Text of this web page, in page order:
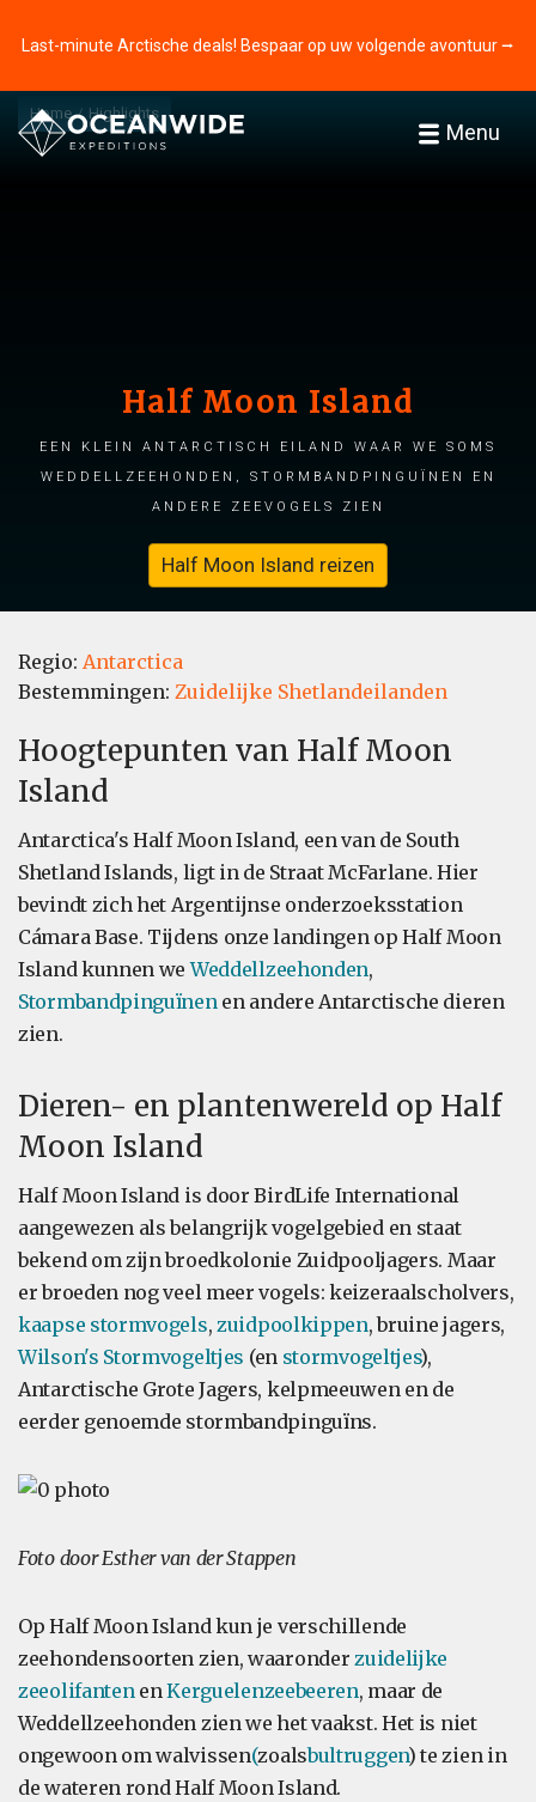
Last-minute Arctische deals! Bespaar op uw volgende avontuur ⭢
Menu
Home Highlights
Half Moon Island
Een klein Antarctisch eiland waar we soms
Weddellzeehonden, Stormbandpinguïnen en
andere zeevogels zien
Half Moon Island reizen
Regio: Antarctica
Bestemmingen: Zuidelijke Shetlandeilanden
Hoogtepunten van Half Moon
Island
Antarctica's Half Moon Island, een van de South
Shetland Islands, ligt in de Straat McFarlane. Hier
bevindt zich het Argentijnse onderzoeksstation
Cámara Base. Tijdens onze landingen op Half Moon
Island kunnen weWeddellzeehonden,
Stormbandpinguïnenen andere Antarctische dieren
zien.
Dieren- en plantenwereld op Half
Moon Island
Half Moon Island is door BirdLife International
aangewezen als belangrijk vogelgebied en staat
bekend om zijn broedkolonie Zuidpooljagers. Maar
er broeden nog veel meer vogels: keizeraalscholvers,
kaapse stormvogels,zuidpoolkippen, bruine jagers,
Wilson's Stormvogeltjes (en stormvogeltjes),
Antarctische Grote Jagers, kelpmeeuwen en de
eerder genoemde stormbandpinguïns.
Foto door Esther van der Stappen
Op Half Moon Island kun je verschillende
zeehondensoorten zien, waaronderzuidelijke
zeeolifantenenKerguelenzeebeeren, maar de
Weddellzeehonden zien we het vaakst. Het is niet
ongewoon om walvissen(zoalsbultruggen) te zien in
de wateren rond Half Moon Island.